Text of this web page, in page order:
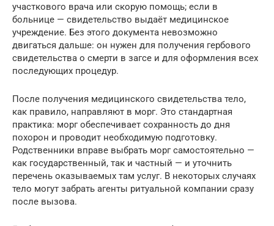
участкового врача или скорую помощь; если в
больнице — свидетельство выдаёт медицинское
учреждение. Без этого документа невозможно
двигаться дальше: он нужен для получения гербового
свидетельства о смерти в загсе и для оформления всех
последующих процедур.
После получения медицинского свидетельства тело,
как правило, направляют в морг. Это стандартная
практика: морг обеспечивает сохранность до дня
похорон и проводит необходимую подготовку.
Родственники вправе выбрать морг самостоятельно —
как государственный, так и частный — и уточнить
перечень оказываемых там услуг. В некоторых случаях
тело могут забрать агенты ритуальной компании сразу
после вызова.